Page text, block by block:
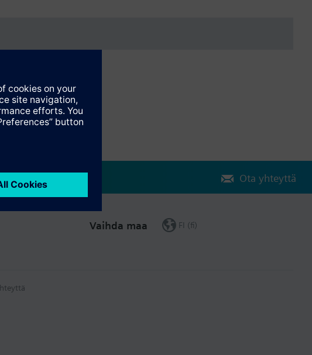
Ota yhteyttä
Vaihda maa FI (fi)